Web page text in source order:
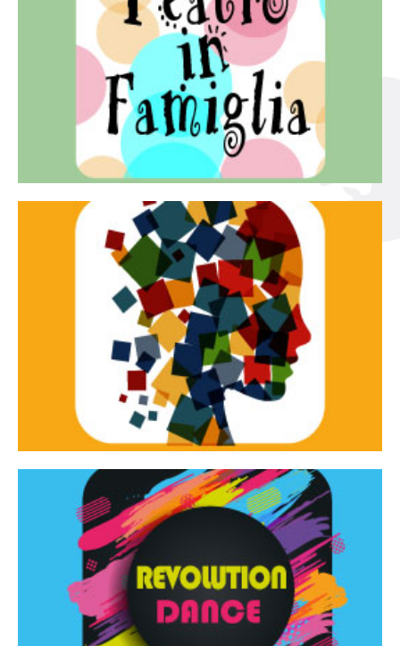
Teatro in famiglia
Teatro In Famiglia è una rassegna di teatro concepita
per far condividere e godere del teatro all’intera
famiglia.
Continua
Tracce dinamiche
Tracce Dinamiche è una rassegna di teatro
d’innovazione e sperimentale.
Continua
Revolution Dance
Rassegna di danza contemporanea – I Edizione